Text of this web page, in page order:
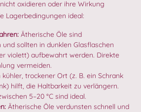
oxidieren oder ihre Wirkung
Lagerbedingungen ideal:
Ätherische Öle sind
sollten in dunklen Glasflaschen
violett) aufbewahrt werden. Direkte
vermeiden.
kühler, trockener Ort (z. B. ein Schrank
hilft, die Haltbarkeit zu verlängern.
5–20 °C sind ideal.
Ätherische Öle verdunsten schnell und